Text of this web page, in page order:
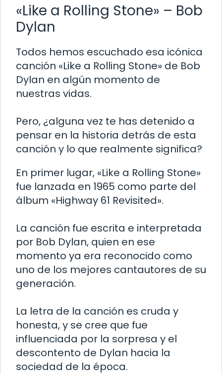
«Like a Rolling Stone» – Bob
Dylan
Todos hemos escuchado esa icónica
canción «Like a Rolling Stone» de Bob
Dylan en algún momento de
nuestras vidas.
Pero, ¿alguna vez te has detenido a
pensar en la historia detrás de esta
canción y lo que realmente significa?
En primer lugar, «Like a Rolling Stone»
fue lanzada en 1965 como parte del
álbum «Highway 61 Revisited».
La canción fue escrita e interpretada
por Bob Dylan, quien en ese
momento ya era reconocido como
uno de los mejores cantautores de su
generación.
La letra de la canción es cruda y
honesta, y se cree que fue
influenciada por la sorpresa y el
descontento de Dylan hacia la
sociedad de la época.